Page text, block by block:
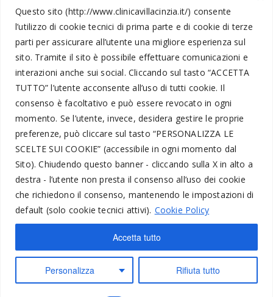
Questo sito (http://www.clinicavillacinzia.it/) consente
l’utilizzo di cookie tecnici di prima parte e di cookie di terze
parti per assicurare all’utente una migliore esperienza sul
sito. Tramite il sito è possibile effettuare comunicazioni e
interazioni anche sui social. Cliccando sul tasto “ACCETTA
TUTTO” l’utente acconsente all’uso di tutti cookie. Il
consenso è facoltativo e può essere revocato in ogni
momento. Se l’utente, invece, desidera gestire le proprie
preferenze, può cliccare sul tasto “PERSONALIZZA LE
SCELTE SUI COOKIE” (accessibile in ogni momento dal
Sito).Chiudendo questo banner - cliccando sulla X in alto a
destra - l’utente non presta il consenso all’uso dei cookie
che richiedono il consenso, mantenendo le impostazioni di
default (solo cookie tecnici attivi). Cookie Policy
Personalizza Rifiuta tutto
Accetta tutto
Informazioni Legali
Amministrazione Trasparente
Segnalazioni
Privacy Policy
Trattamento dati personali
Codice Etico
Utente Telefonico
Cookie Policy